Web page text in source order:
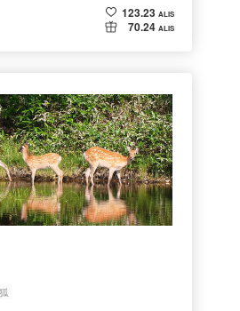
123.23 ALIS
70.24 ALIS
狐